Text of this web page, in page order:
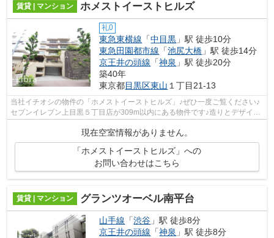
賃貸 | マンション ホメストイーストヒルズ
礼0
東急東横線 「中目黒 」駅 徒歩10分
東急田園都市線 「池尻大橋 」駅 徒歩14分
京王井の頭線 「神泉 」駅 徒歩20分
築40年
東京都目黒区東山 １丁目21-13
当社イチオシの物件の「ホメストイーストヒルズ」♪ぜひ一度ご覧ください♪
セブンイレブン上目黒５丁目店が309m以内にある物件です♪造りとデザイン
現在空室情報がありません。
「ホメストイーストヒルズ」への
お問い合わせはこちら
賃貸 | マンション グランツオーベル南平台
山手線 「渋谷 」駅 徒歩8分
京王井の頭線 「神泉 」駅 徒歩8分